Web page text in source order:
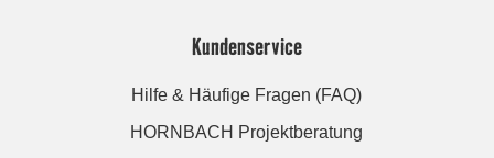
Kundenservice
Hilfe & Häufige Fragen (FAQ)
HORNBACH Projektberatung